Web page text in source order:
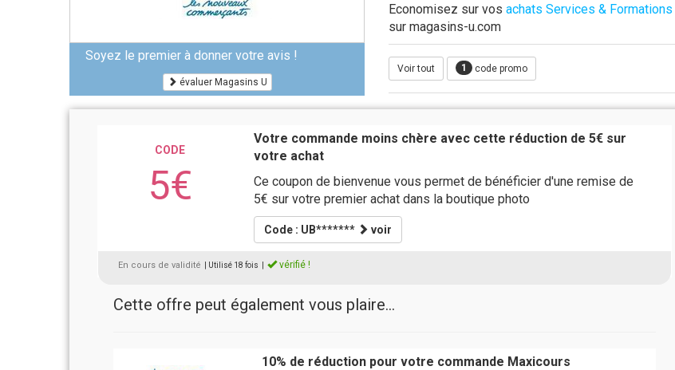
Soyez le premier à donner votre avis !
évaluer Magasins U
Economisez sur vos achats Services & Formations
sur magasins-u.com
Voir tout 1 code promo
CODE
5€
Votre commande moins chère avec cette réduction de 5€ sur
votre achat
Ce coupon de bienvenue vous permet de bénéficier d'une remise de
5€ sur votre premier achat dans la boutique photo
Code : UB******* voir
En cours de validité | Utilisé 18 fois vérifié !
Cette offre peut également vous plaire...
10% de réduction pour votre commande Maxicours